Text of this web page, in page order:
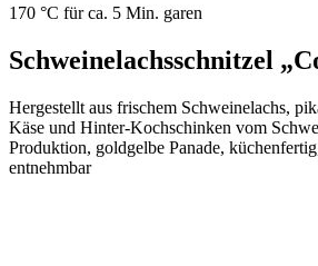
170 °C für ca. 5 Min. garen
Schweinelachsschnitzel
Hergestellt aus frischem Schweinelachs,
Käse und Hinter-Kochschinken vom
Produktion, goldgelbe Panade,
entnehmbar